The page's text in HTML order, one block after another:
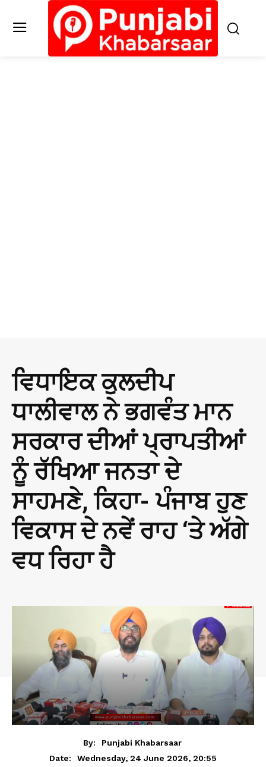
ਵਿਧਾਇਕ ਕੁਲਦੀਪ
ਧਾਲੀਵਾਲ ਨੇ ਭਗਵੰਤ ਮਾਨ
ਸਰਕਾਰ ਦੀਆਂ ਪ੍ਰਾਪਤੀਆਂ
ਨੂੰ ਰੱਖਿਆ ਜਨਤਾ ਦੇ
ਸਾਹਮਣੇ, ਕਿਹਾ- ਪੰਜਾਬ ਹੁਣ
ਵਿਕਾਸ ਦੇ ਨਵੇਂ ਰਾਹ ‘ਤੇ ਅੱਗੇ
ਵਧ ਰਿਹਾ ਹੈ
By:
Punjabi Khabarsaar
Date:
Wednesday, 24 June 2026, 20:55